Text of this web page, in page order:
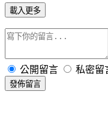
載入更多
公開留言 私密留
發佈留言